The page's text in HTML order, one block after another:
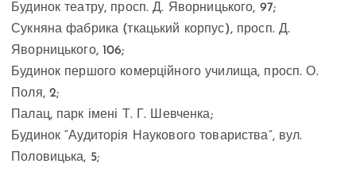
Будинок театру, просп. Д. Яворницького, 97;
Сукняна фабрика (ткацький корпус), просп. Д.
Яворницького, 106;
Будинок першого комерційного училища, просп. О.
Поля, 2;
Палац, парк імені Т. Г. Шевченка;
Будинок “Аудиторія Наукового товариства”, вул.
Половицька, 5;